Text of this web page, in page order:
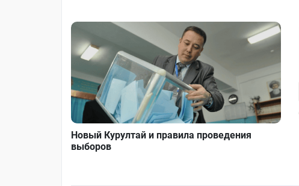
Новый Курултай и правила проведения
выборов